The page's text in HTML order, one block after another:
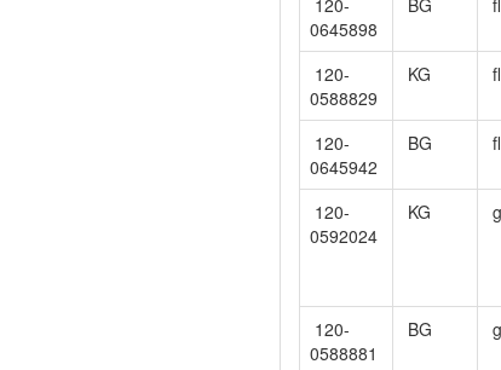
120-
0645898
BG
120-
0588829
KG
120-
0645942
BG
120-
0592024
KG
120-
0588881
BG